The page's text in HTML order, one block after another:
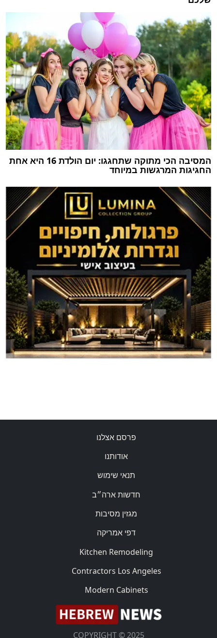
המסיבה הכי מתוקה שתחגגו: יום הולדת 16 היא אחת
החגיגות המרגשות במיוחד
פרסם אצלנו
אודותנו
תנאי שימוש
חדשות ארה״ב
מגזין מסיבות
דפי אמריקה
Kitchen Remodeling
Contractors Los Angeles
Modern Cabinets
COPYRIGHT © 2025